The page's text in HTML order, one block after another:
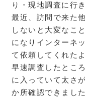
り・現地調査に行
最近、訪問で来た
しないと大変なこ
になりインターネ
て依頼してくれた
早速調査したとこ
に入っていて太さ
か所確認できまし